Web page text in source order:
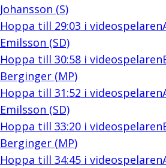
Johansson (S)
Hoppa till 29:03 i videospelaren
Emilsson (SD)
Hoppa till 30:58i videospelaren
Berginger (MP)
Hoppa till 31:52 i videospelaren
Emilsson (SD)
Hoppa till 33:20i videospelaren
Berginger (MP)
Hoppa till 34:45i videospelaren